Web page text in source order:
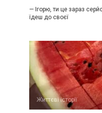
— Ігорю, ти це зараз
їдеш до своєї
Життєві історії